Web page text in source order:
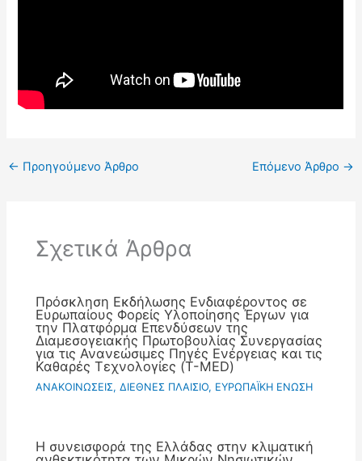
← Προηγούμενο Άρθρο Επόμενο Άρθρο →
Σχετικά Άρθρα
Πρόσκληση Εκδήλωσης Ενδιαφέροντος σε
Ευρωπαίους Φορείς Υλοποίησης Έργων για
την Πλατφόρμα Επενδύσεων της
Διαμεσογειακής Πρωτοβουλίας Συνεργασίας
για τις Ανανεώσιμες Πηγές Ενέργειας και τις
Καθαρές Τεχνολογίες (T-MED)
ΑΝΑΚΟΙΝΩΣΕΙΣ,ΔΙΕΘΝΕΣ ΠΛΑΙΣΙΟ, ΕΥΡΩΠΑΪΚΗ ΕΝΩΣΗ
Η συνεισφορά της Ελλάδας στην κλιματική